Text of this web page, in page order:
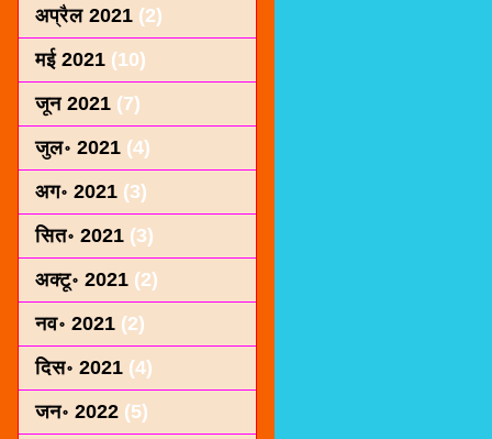
अप्रैल 2021 (2)
मई 2021 (10)
जून 2021 (7)
जुल॰ 2021 (4)
अग॰ 2021 (3)
सित॰ 2021 (3)
अक्टू॰ 2021 (2)
नव॰ 2021 (2)
दिस॰ 2021 (4)
जन॰ 2022 (5)